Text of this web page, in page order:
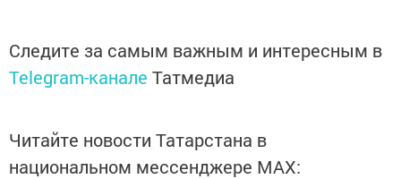
Следите за самым важным и интересным в
Telegram-канале Татмедиа
Читайте новости Татарстана в
национальном мессенджере MАХ: